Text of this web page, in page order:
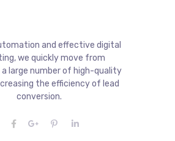
and effective digital
we quickly move from
large number of high-quality
the efficiency of lead
conversion.